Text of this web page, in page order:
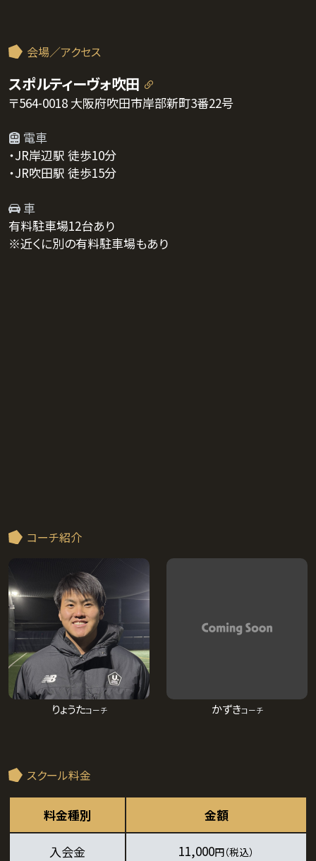
会場／アクセス
スポルティーヴォ吹田
〒564-0018 大阪府吹田市岸部新町3番22号
電車
・JR岸辺駅 徒歩10分
・JR吹田駅 徒歩15分
車
有料駐車場12台あり
※近くに別の有料駐車場もあり
コーチ紹介
りょうたコーチ かずきコーチ
スクール料金
料金種別 金額
入会金 11,000円（税込）